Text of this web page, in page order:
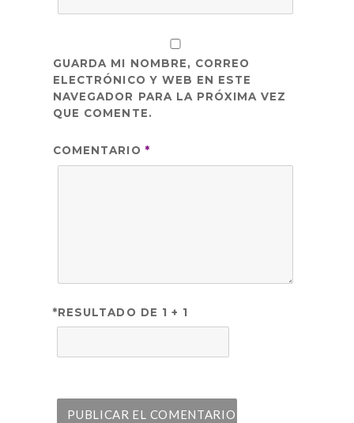
GUARDA MI NOMBRE, CORREO
ELECTRÓNICO Y WEB EN ESTE
NAVEGADOR PARA LA PRÓXIMA VEZ
QUE COMENTE.
COMENTARIO *
*RESULTADO DE 1 + 1